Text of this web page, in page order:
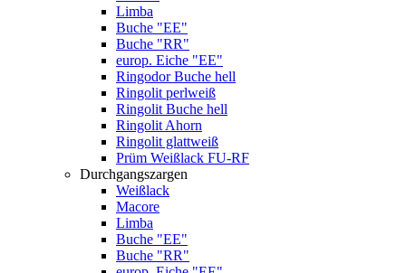
Limba
Buche "EE"
Buche "RR"
europ. Eiche "EE"
Ringodor Buche hell
Ringolit perlweiß
Ringolit Buche hell
Ringolit Ahorn
Ringolit glattweiß
Prüm Weißlack FU-RF
Durchgangszargen
Weißlack
Macore
Limba
Buche "EE"
Buche "RR"